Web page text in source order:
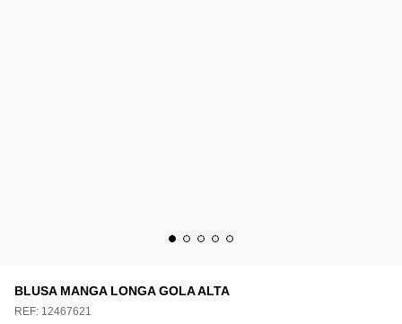
BLUSA MANGA LONGA GOLA ALTA
REF: 12467621